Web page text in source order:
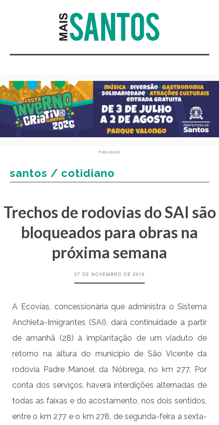
PUBLICIDADE
santos / cotidiano
Trechos de rodovias do SAI são
bloqueados para obras na
próxima semana
27 DE NOVEMBRO DE 2016
A Ecovias, concessionária que administra o Sistema
Anchieta-Imigrantes (SAI), dará continuidade a partir
de amanhã (28) à implantação de um viaduto de
retorno na altura do município de São Vicente da
rodovia Padre Manoel da Nóbrega, no km 277. Por
conta dos serviços, haverá interdições alternadas de
todas as faixas e do acostamento, nos dois sentidos,
entre o km 277 e o km 278, de segunda-feira a sexta-